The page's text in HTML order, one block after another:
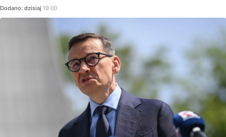
Dodano: dzisiaj 19:00